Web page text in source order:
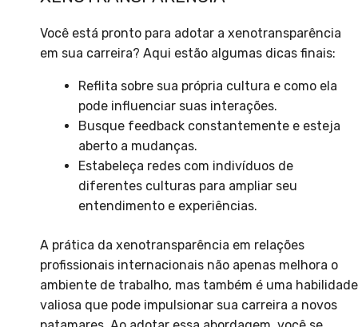
Você está pronto para adotar a xenotransparência
em sua carreira? Aqui estão algumas dicas finais:
Reflita sobre sua própria cultura e como ela
pode influenciar suas interações.
Busque feedback constantemente e esteja
aberto a mudanças.
Estabeleça redes com indivíduos de
diferentes culturas para ampliar seu
entendimento e experiências.
A prática da xenotransparência em relações
profissionais internacionais não apenas melhora o
ambiente de trabalho, mas também é uma habilidade
valiosa que pode impulsionar sua carreira a novos